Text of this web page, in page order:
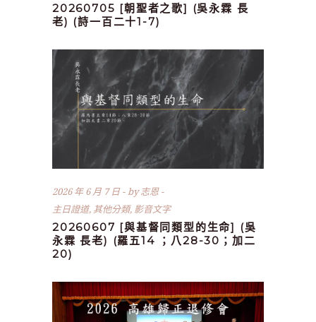
20260705 [朝聖者之歌] (吳永霖 長
老) (詩一百二十1-7)
2026 年 6 月 7 日 by志恩
主日證道, 其他分類, 影音文字
20260607 [與基督同類型的生命] (吳
永霖 長老) (羅五14 ；八28-30；加二
20)